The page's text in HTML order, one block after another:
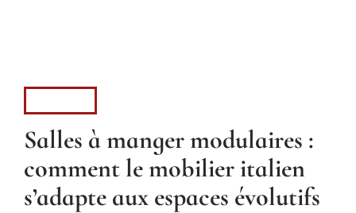
Salles à manger modulaires :
comment le mobilier italien
s’adapte aux espaces évolutifs